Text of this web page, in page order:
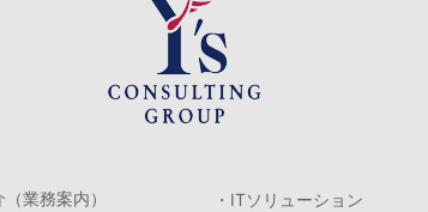
業務案内）
・ITソリューション